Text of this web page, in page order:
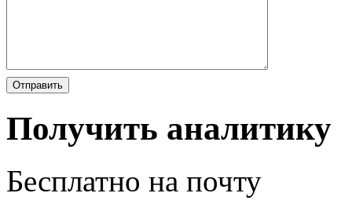
Получить аналитику
Бесплатно на почту